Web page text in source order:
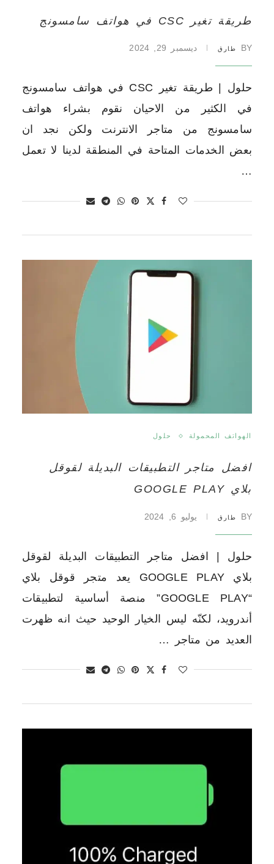
طريقة تغير CSC في هواتف سامسونج
BY طارق ديسمبر 29, 2024
حلول | طريقة تغير CSC في هواتف سامسونج
في الكثير من الاحيان نقوم بشراء هواتف
سامسونج من متاجر الانترنت ولكن نجد ان
بعض الخدمات المتاحة في المنطقة لدينا لا تعمل
…
الهواتف المحمولة حلول
افضل متاجر التطبيقات البديلة لقوقل
بلاي GOOGLE PLAY
BY طارق يوليو 6, 2024
حلول | افضل متاجر التطبيقات البديلة لقوقل
بلاي GOOGLE PLAY يعد متجر قوقل بلاي
“GOOGLE PLAY” منصة أساسية لتطبيقات
أندرويد، لكنّه ليس الخيار الوحيد حيث انه ظهرت
العديد من متاجر …